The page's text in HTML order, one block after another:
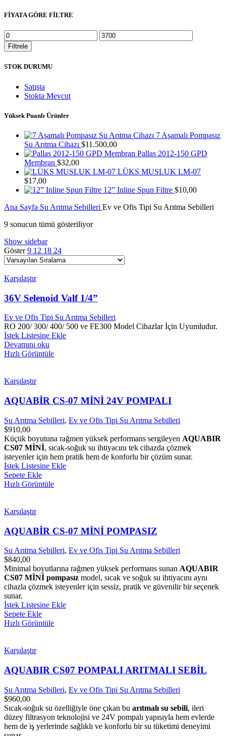
FİYATA GÖRE FİLTRE
En
düşük
fiyat
En
yüksek
Filtrele
STOK DURUMU
Satışta
Stokta Mevcut
Yüksek Puanlı Ürünler
7 Aşamalı Pompasız
Su Arıtma Cihazı $11.500,00
Pallas 2012-150 GPD
Membran $32,00
LÜKS MUSLUK LM-07
$17,00
12” Inline Spun Filtre $10,00
Ana Sayfa Su Arıtma Sebilleri Ev ve Ofis Tipi Su Arıtma Sebilleri
9 sonucun tümü gösteriliyor
Show sidebar
Göster9 12 18 24
Karşılaştır
36V Selenoid Valf 1/4”
Ev ve Ofis Tipi Su Arıtma Sebilleri
RO 200/ 300/ 400/ 500 ve FE300 Model Cihazlar İçin Uyumludur.
İstek Listesine Ekle
Devamını oku
Hızlı Görüntüle
Karşılaştır
AQUABİR CS-07 MİNİ 24V POMPALI
Su Arıtma Sebilleri, Ev ve Ofis Tipi Su Arıtma Sebilleri
$910,00
Küçük boyutuna rağmen yüksek performans sergileyen AQUABIR
CS07 MİNİ, sıcak-soğuk su ihtiyacını tek cihazda çözmek
isteyenler için hem pratik hem de konforlu bir çözüm sunar.
İstek Listesine Ekle
Sepete Ekle
Hızlı Görüntüle
Karşılaştır
AQUABİR CS-07 MİNİ POMPASIZ
Su Arıtma Sebilleri, Ev ve Ofis Tipi Su Arıtma Sebilleri
$840,00
Minimal boyutlarına rağmen yüksek performans sunan AQUABIR
CS07 MİNİ pompasız model, sıcak ve soğuk su ihtiyacını aynı
cihazla çözmek isteyenler için sessiz, pratik ve güvenilir bir seçenek
sunar.
İstek Listesine Ekle
Sepete Ekle
Hızlı Görüntüle
Karşılaştır
AQUABIR CS07 POMPALI ARITMALI SEBİL
Su Arıtma Sebilleri, Ev ve Ofis Tipi Su Arıtma Sebilleri
$960,00
Sıcak-soğuk su özelliğiyle öne çıkan bu arıtmalı su sebili, ileri
düzey filtrasyon teknolojisi ve 24V pompalı yapısıyla hem evlerde
hem de iş yerlerinde sağlıklı ve konforlu bir su tüketimi deneyimi